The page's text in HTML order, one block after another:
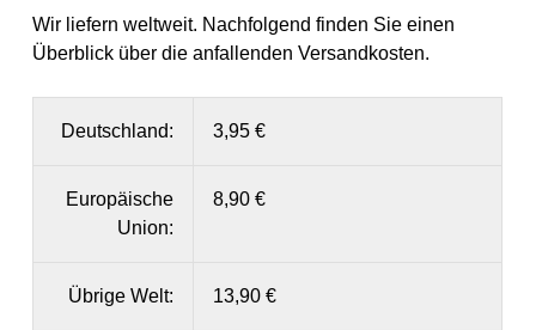
Wir liefern weltweit. Nachfolgend finden Sie einen
Überblick über die anfallenden Versandkosten.
Deutschland: 3,95 €
Europäische
Union:
8,90 €
Übrige Welt: 13,90 €